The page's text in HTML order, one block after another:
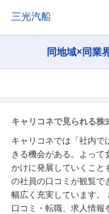
三光汽船
同地域×同業
キャリコネで見られる株
キャリコネでは「社内で
きる機会がある。よっ
かけに発展していくこと
の社員の口コミが観覧で
幅広く充実しています。
口コミ・転職、求人情報